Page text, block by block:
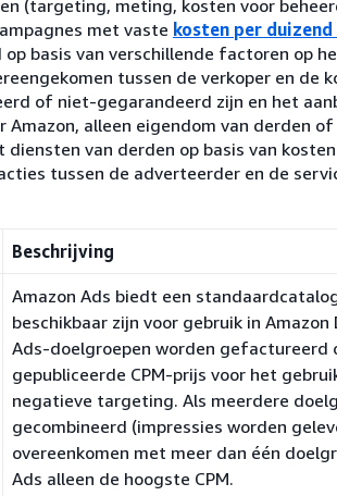
(targeting, meting, kosten voor
met vaste kosten per duizend
basis van verschillende factoren op
tussen de verkoper en de
of niet-gegarandeerd zijn en het
Amazon, alleen eigendom van derden
diensten van derden op basis van
tussen de adverteerder en de
Beschrijving
Amazon Ads biedt een
beschikbaar zijn voor gebruik in Amazon
Ads-doelgroepen worden gefactureerd
gepubliceerde CPM-prijs voor het
negatieve targeting. Als meerdere
gecombineerd (impressies worden
overeenkomen met meer dan één
Ads alleen de hoogste CPM.